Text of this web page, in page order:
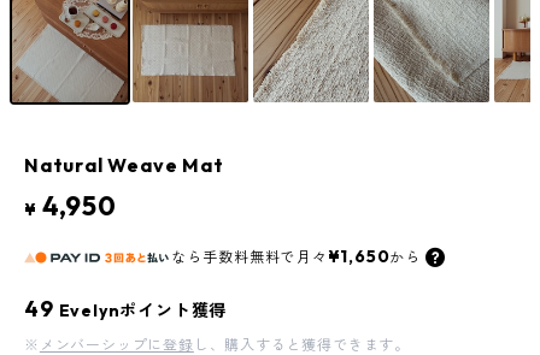
Natural Weave Mat
¥ 4,950
なら 手数料無料で 月々 ¥1,650から
49 Evelynポイント獲得
※ メンバーシップに登録 し、購入すると獲得できます。